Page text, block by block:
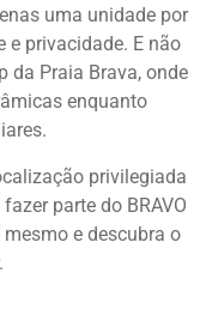
uma unidade por
e privacidade. E não
da Praia Brava, onde
enquanto
privilegiada
parte do BRAVO
mesmo e descubra o